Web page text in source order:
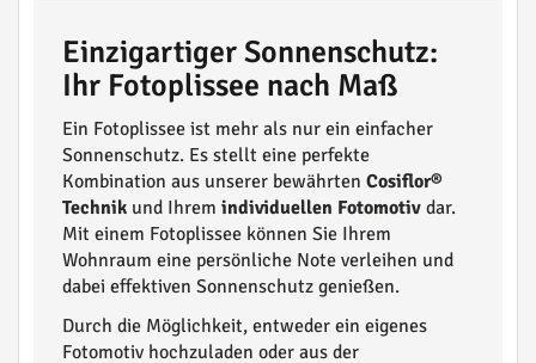
Einzigartiger Sonnenschutz:
Ihr Fotoplissee nach Maß
Ein Fotoplissee ist mehr als nur ein einfacher
Sonnenschutz. Es stellt eine perfekte
Kombination aus unserer bewährten Cosiflor®
Technik und Ihrem individuellen Fotomotiv dar.
Mit einem Fotoplissee können Sie Ihrem
Wohnraum eine persönliche Note verleihen und
dabei effektiven Sonnenschutz genießen.
Durch die Möglichkeit, entweder ein eigenes
Fotomotiv hochzuladen oder aus der